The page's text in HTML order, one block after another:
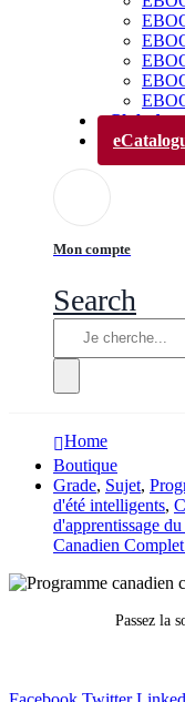
Club des
Mon compte
Search
Home
Boutique
Grade, Sujet,
d'été intelligents,
d'apprentissage
Canadien
Passez la